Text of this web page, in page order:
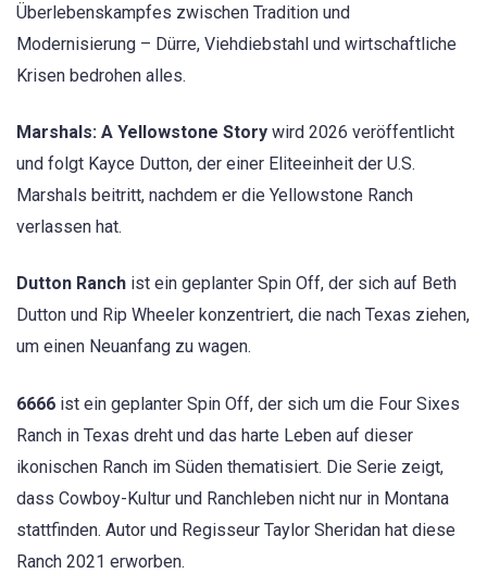
Überlebenskampfes zwischen Tradition und
Modernisierung – Dürre, Viehdiebstahl und wirtschaftliche
Krisen bedrohen alles.
Marshals: A Yellowstone Story wird 2026 veröffentlicht
und folgt Kayce Dutton, der einer Eliteeinheit der U.S.
Marshals beitritt, nachdem er die Yellowstone Ranch
verlassen hat.
Dutton Ranch ist ein geplanter Spin Off, der sich auf Beth
Dutton und Rip Wheeler konzentriert, die nach Texas ziehen,
um einen Neuanfang zu wagen.
6666 ist ein geplanter Spin Off, der sich um die Four Sixes
Ranch in Texas dreht und das harte Leben auf dieser
ikonischen Ranch im Süden thematisiert. Die Serie zeigt,
dass Cowboy-Kultur und Ranchleben nicht nur in Montana
stattfinden. Autor und Regisseur Taylor Sheridan hat diese
Ranch 2021 erworben.